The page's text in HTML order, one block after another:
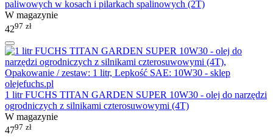
paliwowych w kosach i pilarkach spalinowych (2T)
W magazynie
4297 zł
1 litr FUCHS TITAN GARDEN SUPER 10W30 - olej do narzędzi
ogrodniczych z silnikami czterosuwowymi (4T)
W magazynie
4797 zł